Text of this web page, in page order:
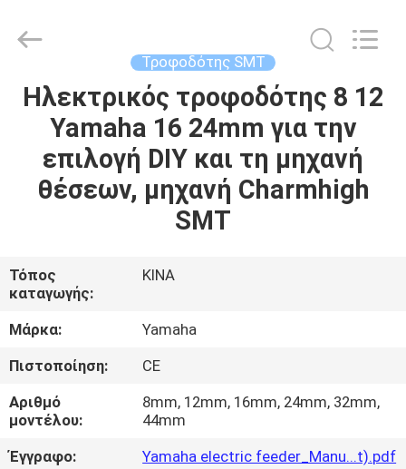
ΣΠΊΤΙ
ΠΡΟΪΌΝΤΑ
ΣΧΕΤΙΚΆ
ΜΕ
ΕΜΆΣ
ΕΠΙΣΚΈΨΕΙΣ
ΣΤΟ
ΕΡΓΟΣΤΆΣΙΟ
TECHNOLOGY
LIMITED.
Reserved.
Τροφοδότης SMT
Ηλεκτρικός τροφοδότης 8 12
Yamaha 16 24mm για την
επιλογή DIY και τη μηχανή
θέσεων, μηχανή Charmhigh
SMT
Τόπος
καταγωγής:
ΚΙΝΑ
Μάρκα:
Yamaha
Πιστοποίηση:
CE
Αριθμό
μοντέλου:
8mm, 12mm, 16mm, 24mm, 32mm,
44mm
Έγγραφο:
Yamaha electric feeder_Manu...t).pdf